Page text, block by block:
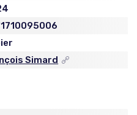
Simard